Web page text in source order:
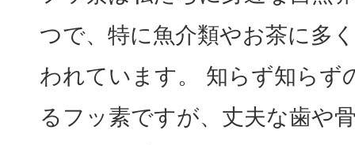
つで、特に魚介類やお茶に多
われています。 知らず知らず
るフッ素ですが、丈夫な歯や